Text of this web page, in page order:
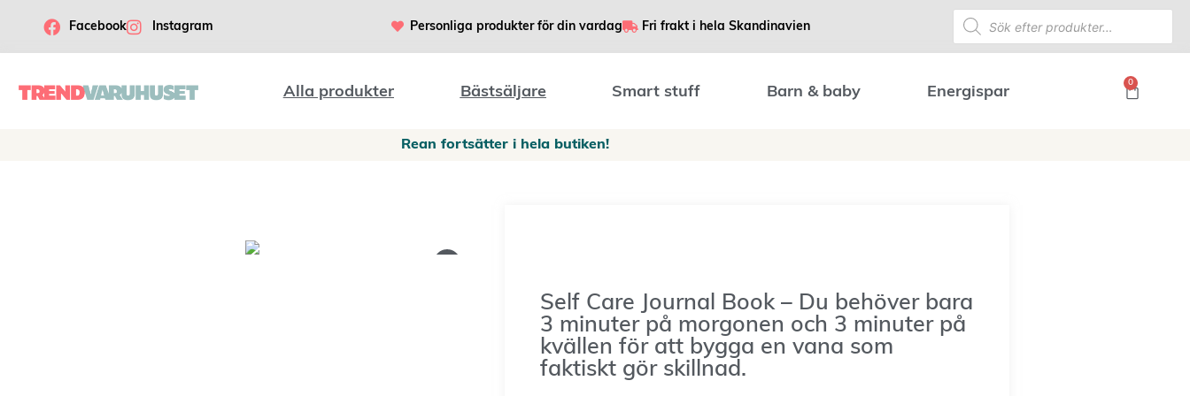
Facebook Instagram Personliga produkter för din vardag Fri frakt i hela Skandinavien
Alla produkter Bästsäljare Smart stuff Barn & baby Energispar
0
Rean fortsätter i hela butiken!
Self Care Journal Book – Du behöver bara
3 minuter på morgonen och 3 minuter på
kvällen för att bygga en vana som
faktiskt gör skillnad.